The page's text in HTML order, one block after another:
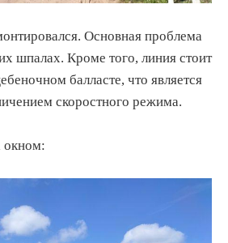
Основная проблема
шпалах. Кроме того, линия стоит
балласте, что является
скоростного режима.
окном: